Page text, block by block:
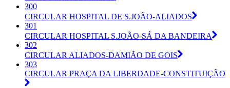
300
CIRCULAR HOSPITAL DE S.JOÃO-ALIADOS
301
CIRCULAR HOSPITAL S.JOÃO-SÁ DA BANDEIRA
302
CIRCULAR ALIADOS-DAMIÃO DE GOIS
303
CIRCULAR PRAÇA DA LIBERDADE-CONSTITUIÇÃO